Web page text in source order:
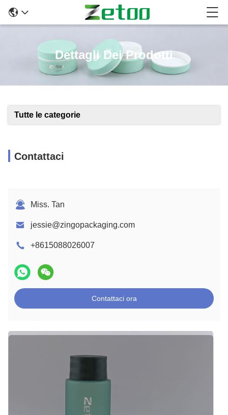
Dettagli Dei Prodotti
Tutte le categorie
Contattaci
Miss. Tan
jessie@zingopackaging.com
+8615088026007
Contattaci ora